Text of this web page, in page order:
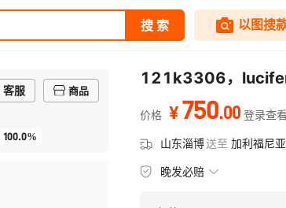
客服
商品
100.0%
121k3306，lucifer
价格 ¥750.00 登录查
山东淄博送至 加利福尼
晚发必赔